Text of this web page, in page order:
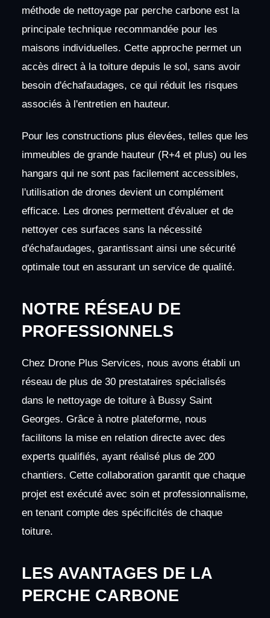
méthode de nettoyage par perche carbone est la
principale technique recommandée pour les
maisons individuelles. Cette approche permet un
accès direct à la toiture depuis le sol, sans avoir
besoin d'échafaudages, ce qui réduit les risques
associés à l'entretien en hauteur.
Pour les constructions plus élevées, telles que les
immeubles de grande hauteur (R+4 et plus) ou les
hangars qui ne sont pas facilement accessibles,
l'utilisation de drones devient un complément
efficace. Les drones permettent d'évaluer et de
nettoyer ces surfaces sans la nécessité
d'échafaudages, garantissant ainsi une sécurité
optimale tout en assurant un service de qualité.
NOTRE RÉSEAU DE
PROFESSIONNELS
Chez Drone Plus Services, nous avons établi un
réseau de plus de 30 prestataires spécialisés
dans le nettoyage de toiture à Bussy Saint
Georges. Grâce à notre plateforme, nous
facilitons la mise en relation directe avec des
experts qualifiés, ayant réalisé plus de 200
chantiers. Cette collaboration garantit que chaque
projet est exécuté avec soin et professionnalisme,
en tenant compte des spécificités de chaque
toiture.
LES AVANTAGES DE LA
PERCHE CARBONE